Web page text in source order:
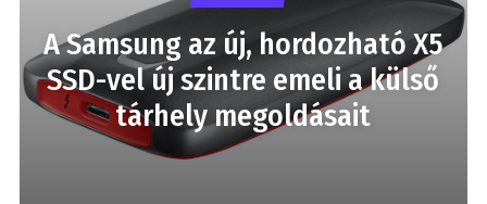
A Samsung az új, hordozható X5
SSD-vel új szintre emeli a külső
tárhely megoldásait